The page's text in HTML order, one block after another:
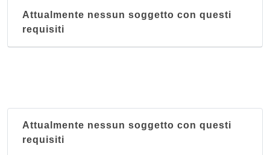
Attualmente nessun soggetto con questi
requisiti
Attualmente nessun soggetto con questi
requisiti